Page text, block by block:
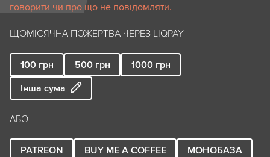
говорити чи про що не повідомляти.
ЩОМІСЯЧНА ПОЖЕРТВА ЧЕРЕЗ LIQPAY
100 грн 500 грн 1000 грн
Інша сума
АБО
PATREON BUY ME A COFFEE
МОНОБАЗА